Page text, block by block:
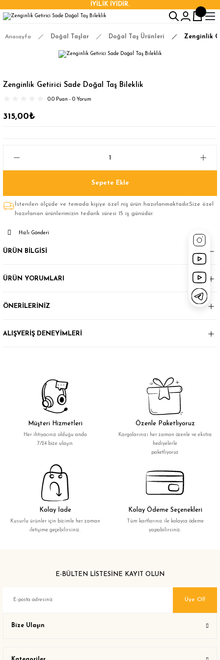
İYİLİK İYİDİR.
Anasayfa Doğal Taşlar Doğal Taş Ürünleri Zenginlik
Zenginlik Getirici Sade Doğal Taş Bileklik
0.0 Puan - 0 Yorum
315,00₺
Sepete Ekle
İstenilen ölçüde ve temada kişiye özel niş ürün hazırlanmaktadır.Size özel
hazırlanan ürünlerimizin tedarik süresi 15 iş günüdür.
Hızlı Gönderi
ÜRÜN BİLGİSİ
ÜRÜN YORUMLARI
ÖNERİLERİNİZ
ALIŞVERİŞ DENEYİMLERİ
Müşteri Hizmetleri
Her ihtiyacınız olduğu anda
7/24 bize ulaşın
Özenle Paketliyoruz
Kargolarınızı her zaman özenle ve ekstra
hediyelerle
paketliyoruz
Kolay İade
Kusurlu ürünler için bizimle her zaman
iletişime geçebilirsiniz.
Kolay Ödeme Seçenekleri
Tüm kartlarınız ile kolayca ödeme
yapabilirsiniz.
E-BÜLTEN LİSTESİNE KAYIT OLUN
Üye Ol!
Bize Ulaşın